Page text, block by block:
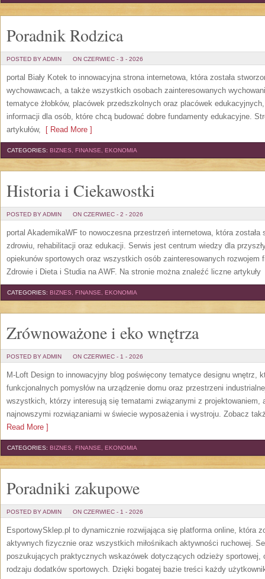
Poradnik Rodzica
POSTED BY ADMIN ON CZERWIEC - 3 - 2026
portal Biały Kotek to innowacyjna strona internetowa, która została
wychowawcach, a także wszystkich osobach zainteresowanych
tematyce żłobków, placówek przedszkolnych oraz placówek
informacji dla osób, które chcą budować dobre fundamenty edukacyjne.
artykułów, [ Read More ]
CATEGORIES: BIZNES, FINANSE, EKONOMIA
Historia i Ciekawostki
POSTED BY ADMIN ON CZERWIEC - 2 - 2026
portal AkademikaWF to nowoczesna przestrzeń internetowa, która
zdrowiu, rehabilitacji oraz edukacji. Serwis jest centrum wiedzy dla
opiekunów sportowych oraz wszystkich osób zainteresowanych rozwojem
Zdrowie i Dieta i Studia na AWF. Na stronie można znaleźć liczne artykuły
CATEGORIES: BIZNES, FINANSE, EKONOMIA
Zrównoważone i eko wnętrza
POSTED BY ADMIN ON CZERWIEC - 1 - 2026
M-Loft Design to innowacyjny blog poświęcony tematyce designu wnętrz,
funkcjonalnych pomysłów na urządzenie domu oraz przestrzeni
wszystkich, którzy interesują się tematami związanymi z projektowaniem,
najnowszymi rozwiązaniami w świecie wyposażenia i wystroju. Zobacz
Read More ]
CATEGORIES: BIZNES, FINANSE, EKONOMIA
Poradniki zakupowe
POSTED BY ADMIN ON CZERWIEC - 1 - 2026
EsportowySklep.pl to dynamicznie rozwijająca się platforma online, która
aktywnych fizycznie oraz wszystkich miłośnikach aktywności ruchowej.
poszukujących praktycznych wskazówek dotyczących odzieży sportowej,
rodzaju dodatków sportowych. Dzięki bogatej bazie treści każdy